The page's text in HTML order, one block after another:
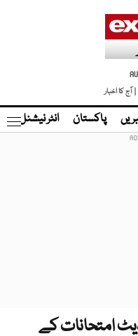
| آج کا اخبار
پاکستان انٹر نیشنل
امتحانات کے